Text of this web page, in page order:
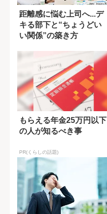
距離感に悩む上司へ...デ
キる部下と“ちょうどい
い関係”の築き方
もらえる年金25万円以下
の人が知るべき事
PR(くらしの話題)